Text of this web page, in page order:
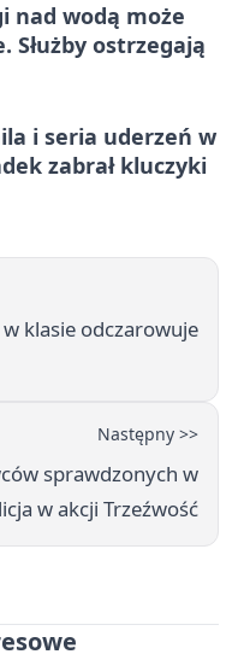
nad wodą może
Służby ostrzegają
i seria uderzeń w
zabrał kluczyki
klasie odczarowuje
Następny >>
sprawdzonych w
w akcji Trzeźwość